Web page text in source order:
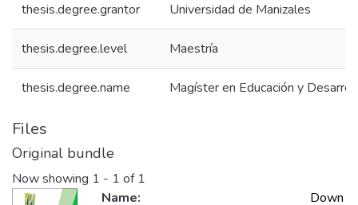
thesis.degree.grantor Universidad de Manizales
thesis.degree.level Maestría
thesis.degree.name Magíster en Educación y
Files
Original bundle
Now showing 1 - 1 of 1
Name:
Down